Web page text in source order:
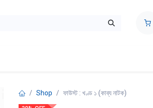
Shop ফাউস্ট : খণ্ড ১ (কাব্য নাটক)